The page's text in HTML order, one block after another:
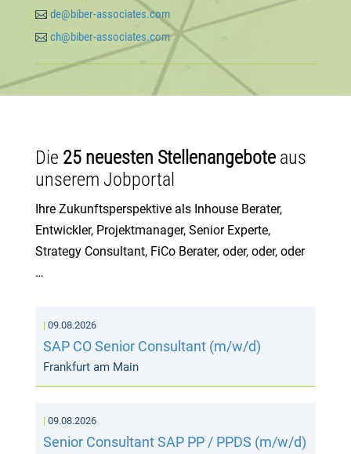
 de@biber-associates.com
 ch@biber-associates.com
Die 25 neuesten Stellenangeboteaus
unserem Jobportal
Ihre Zukunftsperspektive als Inhouse Berater,
Entwickler, Projektmanager, Senior Experte,
Strategy Consultant, FiCo Berater, oder, oder, oder
…
09.08.2026
SAP CO Senior Consultant (m/w/d)
Frankfurt am Main
09.08.2026
Senior Consultant SAP PP / PPDS (m/w/d)